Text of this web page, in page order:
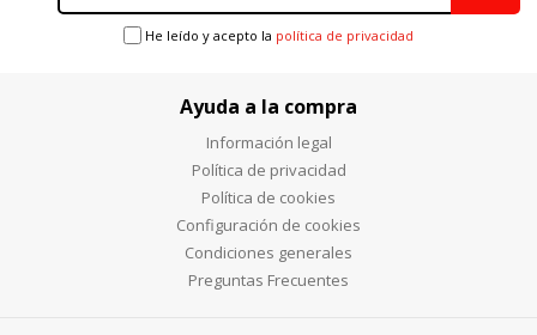
He leído y acepto la política de privacidad
Ayuda a la compra
Información legal
Política de privacidad
Política de cookies
Configuración de cookies
Condiciones generales
Preguntas Frecuentes